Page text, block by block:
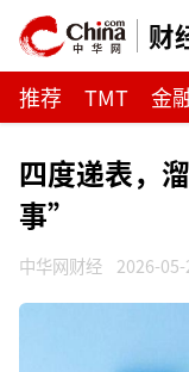
财
推荐 TMT 金
四度递表，
事”
中华网财经 2026-